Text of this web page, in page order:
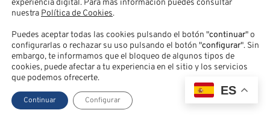
SECUR SEGURIDAD® |Aviso legal|Política de Privacidad|
Política de Cookies| Accesibilidad| Contacto|Acceso Clientes
ES
experiencia digital. Para más información puedes consultar
nuestra Política de Cookies.
Puedes aceptar todas las cookies pulsando el botón "continuar" o
configurarlas o rechazar su uso pulsando el botón "configurar". Sin
embargo, te informamos que el bloqueo de algunos tipos de
cookies, puede afectar a tu experiencia en el sitio y los servicios
que podemos ofrecerte.
Continuar Configurar